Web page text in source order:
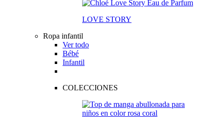
LOVE STORY
Ropa infantil
Ver todo
Bébé
Infantil
COLECCIONES